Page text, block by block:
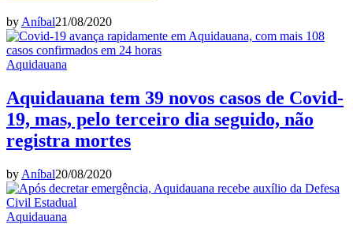
by Aníbal21/08/2020
Aquidauana
Aquidauana tem 39 novos casos de Covid-
19, mas, pelo terceiro dia seguido, não
registra mortes
by Aníbal20/08/2020
Aquidauana